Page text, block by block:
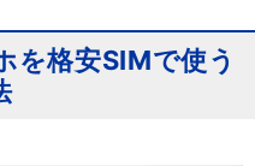
を格安SIMで使う